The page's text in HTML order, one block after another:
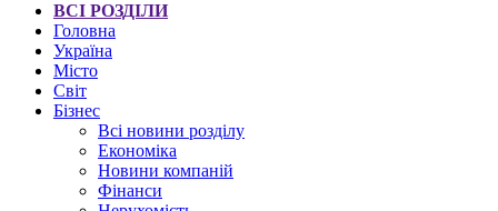
ВСІ РОЗДІЛИ
Головна
Україна
Місто
Світ
Бізнес
Всі новини розділу
Економіка
Новини компаній
Фінанси